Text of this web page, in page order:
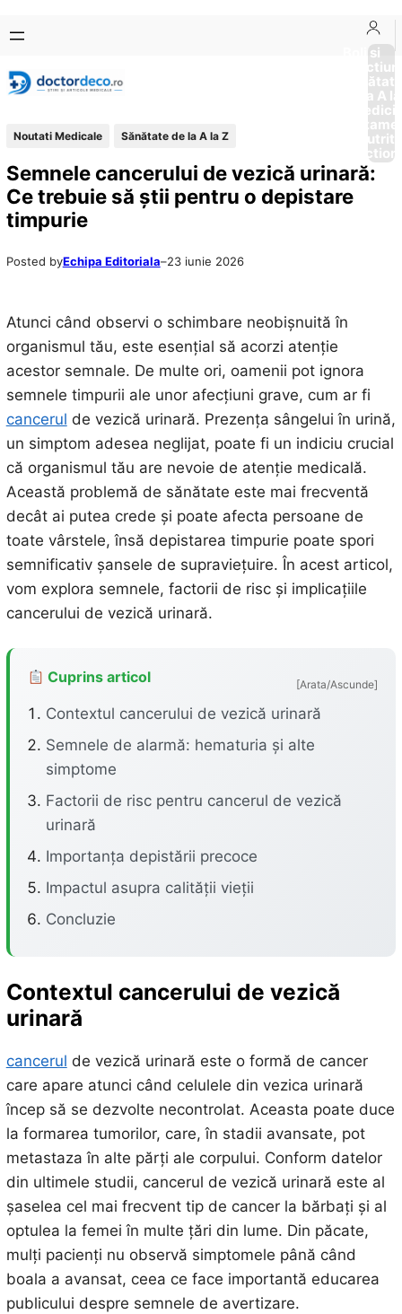
conținut
content
Boli si
Afectiuni
Sănătate
de la A
Noutati Medicale Sănătate de la A la Z
Semnele cancerului de vezică urinară:
Ce trebuie să știi pentru o depistare
timpurie
Posted byEchipa Editoriala–23 iunie 2026
Atunci când observi o schimbare neobișnuită în
organismul tău, este esențial să acorzi atenție
acestor semnale. De multe ori, oamenii pot ignora
semnele timpurii ale unor afecțiuni grave, cum ar fi
cancerul de vezică urinară. Prezența sângelui în urină,
un simptom adesea neglijat, poate fi un indiciu crucial
că organismul tău are nevoie de atenție medicală.
Această problemă de sănătate este mai frecventă
decât ai putea crede și poate afecta persoane de
toate vârstele, însă depistarea timpurie poate spori
semnificativ șansele de supraviețuire. În acest articol,
vom explora semnele, factorii de risc și implicațiile
cancerului de vezică urinară.
Cuprins articol [Arata/Ascunde]
Contextul cancerului de vezică urinară
Semnele de alarmă: hematuria și alte
simptome
Factorii de risc pentru cancerul de vezică
urinară
Importanța depistării precoce
Impactul asupra calității vieții
Concluzie
Contextul cancerului de vezică
urinară
cancerul de vezică urinară este o formă de cancer
care apare atunci când celulele din vezica urinară
încep să se dezvolte necontrolat. Aceasta poate duce
la formarea tumorilor, care, în stadii avansate, pot
metastaza în alte părți ale corpului. Conform datelor
din ultimele studii, cancerul de vezică urinară este al
șaselea cel mai frecvent tip de cancer la bărbați și al
optulea la femei în multe țări din lume. Din păcate,
mulți pacienți nu observă simptomele până când
boala a avansat, ceea ce face importantă educarea
publicului despre semnele de avertizare.